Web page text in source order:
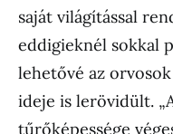
saját világítással
eddigieknél sokkal
lehetővé az
ideje is lerövidült.
tűrőképessége